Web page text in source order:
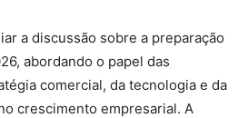
a discussão sobre a preparação
abordando o papel das
comercial, da tecnologia e da
crescimento empresarial. A